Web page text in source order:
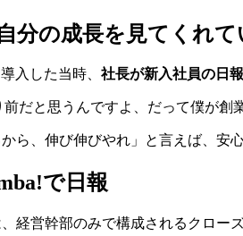
分の成長を見てくれ
入した当時、 社長が新入社員の日
前だと思うんですよ、だって僕が
から、伸び伸びやれ」と言えば、
で日報
経営幹部のみで構成されるクロー